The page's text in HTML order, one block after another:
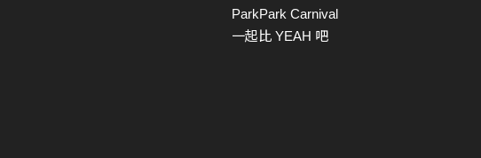
ParkPark Carnival
一起比 YEAH 吧